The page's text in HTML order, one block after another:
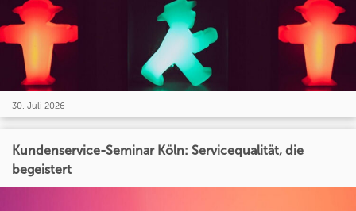
30. Juli 2026
Kundenservice-Seminar Köln: Servicequalität, die
begeistert